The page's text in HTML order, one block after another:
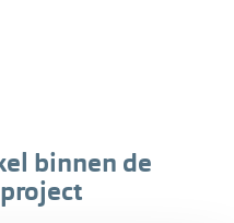
binnen de